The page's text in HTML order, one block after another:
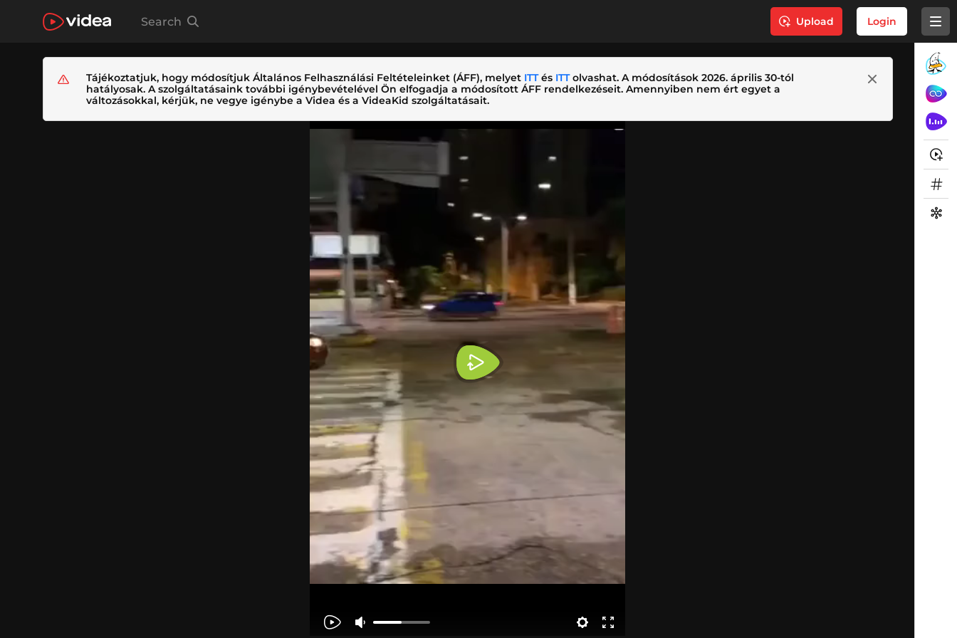
Search Upload Login
Tájékoztatjuk, hogy módosítjuk Általános Felhasználási Feltételeinket (ÁFF), melyet ITTés ITTolvashat. A módosítások 2026. április 30-tól
hatályosak. A szolgáltatásaink további igénybevételével Ön elfogadja a módosított ÁFF rendelkezéseit. Amennyiben nem ért egyet a
változásokkal, kérjük, ne vegye igénybe a Videa és a VideaKid szolgáltatásait.